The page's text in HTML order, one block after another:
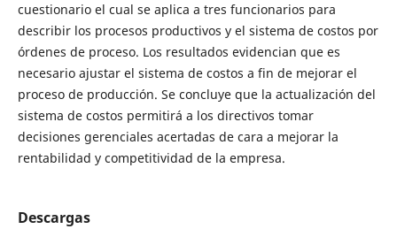
cuestionario el cual se aplica a tres funcionarios para
describir los procesos productivos y el sistema de costos por
órdenes de proceso. Los resultados evidencian que es
necesario ajustar el sistema de costos a fin de mejorar el
proceso de producción. Se concluye que la actualización del
sistema de costos permitirá a los directivos tomar
decisiones gerenciales acertadas de cara a mejorar la
rentabilidad y competitividad de la empresa.
Descargas